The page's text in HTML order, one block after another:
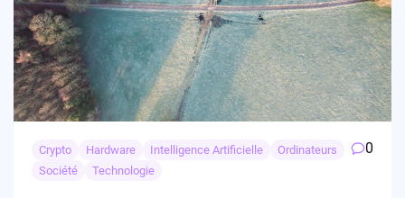
Crypto Hardware Intelligence Artificielle
Ordinateurs
Société
Technologie
0